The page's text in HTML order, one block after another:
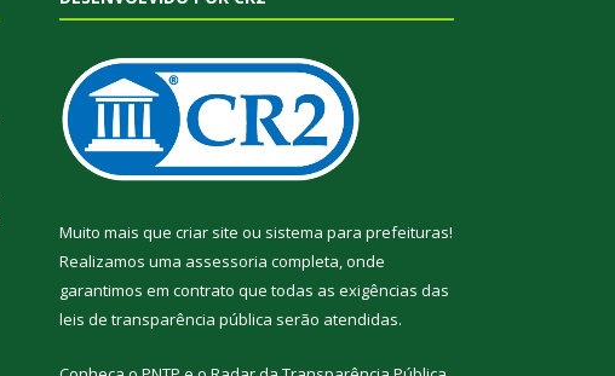
Muito mais que criar site ou sistema para prefeituras!
Realizamos uma assessoria completa, onde
garantimos em contrato que todas as exigências das
leis de transparência pública serão atendidas.